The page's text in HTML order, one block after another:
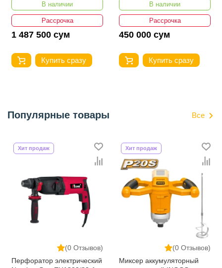
В наличии
Рассрочка
1 487 500 сум
Купить сразу
В наличии
Рассрочка
450 000 сум
Купить сразу
Популярные товары Все
(0 Отзывов)
Хит продаж
Перфоратор электрический
(0 Отзывов)
Хит продаж
Миксер аккумуляторный